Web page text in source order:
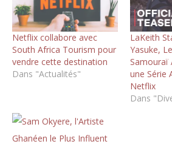
Netflix collabore avec
South Africa Tourism pour
vendre cette destination
Dans "Actualités"
LaKeith
Yasuke,
Samouraï
une Série
Netflix
Dans